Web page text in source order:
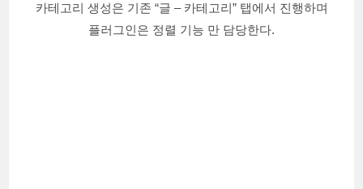
카테고리 생성은 기존 “글 – 카테고리” 탭에서 진행하며
플러그인은 정렬 기능 만 담당한다.